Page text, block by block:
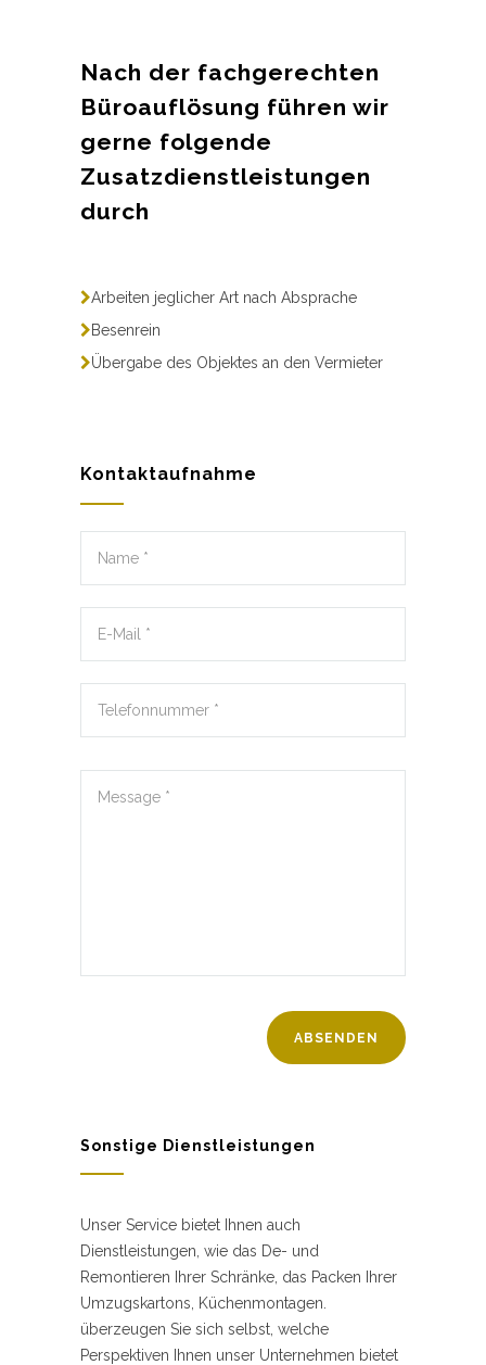
Nach der fachgerechten
Büroauflösung führen wir
gerne folgende
Zusatzdienstleistungen
durch
Arbeiten jeglicher Art nach Absprache
Besenrein
Übergabe des Objektes an den Vermieter
Kontaktaufnahme
Sonstige Dienstleistungen
Unser Service bietet Ihnen auch
Dienstleistungen, wie das De- und
Remontieren Ihrer Schränke, das Packen Ihrer
Umzugskartons, Küchenmontagen.
überzeugen Sie sich selbst, welche
Perspektiven Ihnen unser Unternehmen bietet